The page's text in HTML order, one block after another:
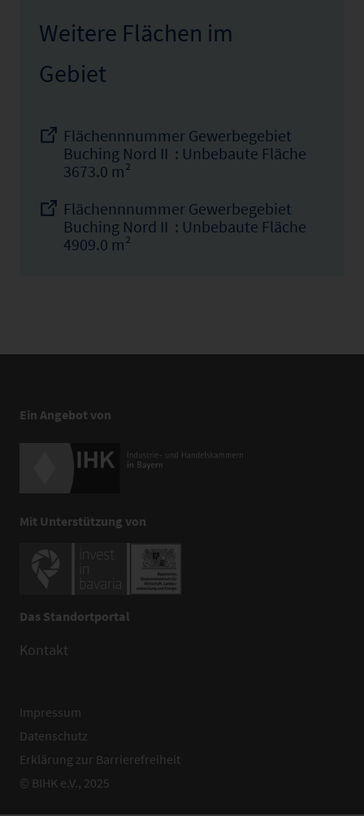
Weitere Flächen im
Gebiet
Flächennnummer Gewerbegebiet
Buching Nord II : Unbebaute Fläche
3673.0 m²
Flächennnummer Gewerbegebiet
Buching Nord II : Unbebaute Fläche
4909.0 m²
Ein Angebot von
Mit Unterstützung von
Das Standortportal
Kontakt
Impressum
Datenschutz
Erklärung zur Barrierefreiheit
© BIHK e.V., 2025